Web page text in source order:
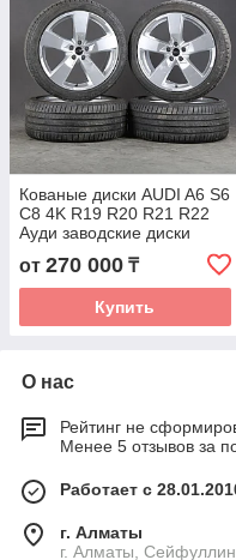
Кованые диски AUDI A6 S6
C8 4K R19 R20 R21 R22
Ауди заводские диски
от 270 000 ₸
Купить
О нас
Рейтинг не
Менее 5 отзывов за
Работает с
г. Алматы
г. Алматы,